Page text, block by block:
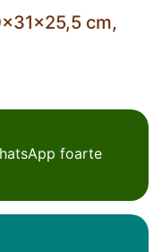
cm,
foarte